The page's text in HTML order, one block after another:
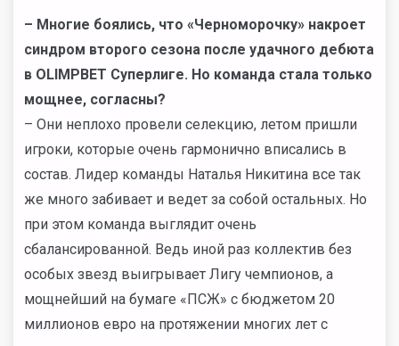
– Многие боялись, что «Черноморочку» накроет
синдром второго сезона после удачного дебюта
в OLIMPBET Суперлиге. Но команда стала только
мощнее, согласны?
– Они неплохо провели селекцию, летом пришли
игроки, которые очень гармонично вписались в
состав. Лидер команды Наталья Никитина все так
же много забивает и ведет за собой остальных. Но
при этом команда выглядит очень
сбалансированной. Ведь иной раз коллектив без
особых звезд выигрывает Лигу чемпионов, а
мощнейший на бумаге «ПСЖ» с бюджетом 20
миллионов евро на протяжении многих лет с